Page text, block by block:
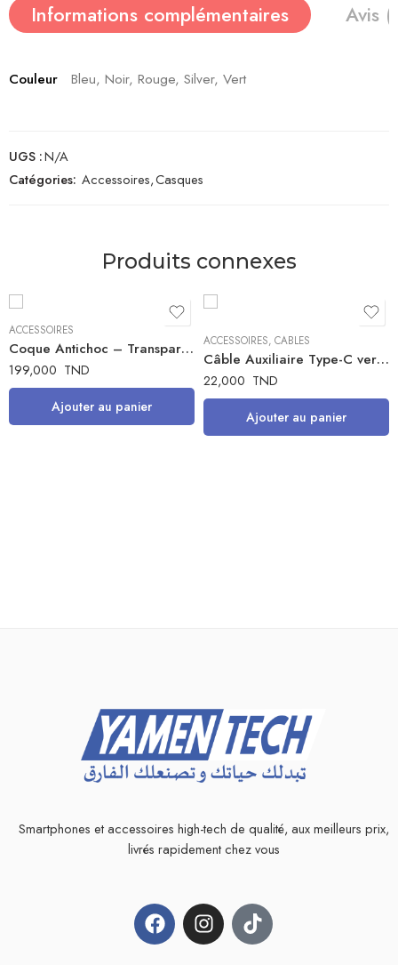
Informations complémentaires Avis
Couleur Bleu, Noir, Rouge, Silver, Vert
UGS :N/A
Catégories: Accessoires,Casques
Produits connexes
ACCESSOIRES
Coque Antichoc – Transparent
199,000 TND
Ajouter au panier
ACCESSOIRES, CABLES
Câble Auxiliaire Type-C vers jack
22,000 TND
Ajouter au panier
Smartphones et accessoires high-tech de qualité, aux meilleurs prix,
livrés rapidement chez vous